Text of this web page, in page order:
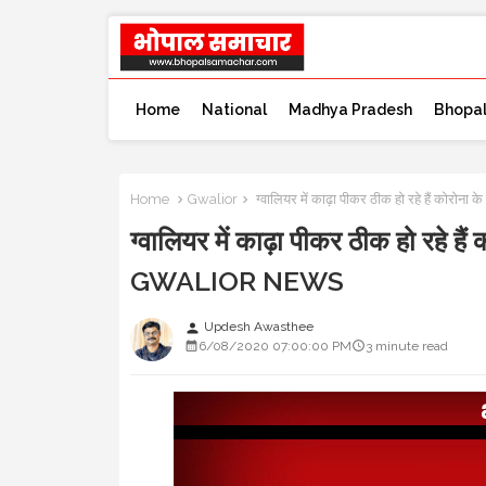
Home National Madhya Pradesh Bhopal
Home Gwalior ग्वालियर में काढ़ा पीकर ठीक हो रहे हैं
ग्वालियर में काढ़ा पीकर ठीक हो रहे
GWALIOR NEWS
person Updesh Awasthee
6/08/2020 07:00:00 PM
3 minute read